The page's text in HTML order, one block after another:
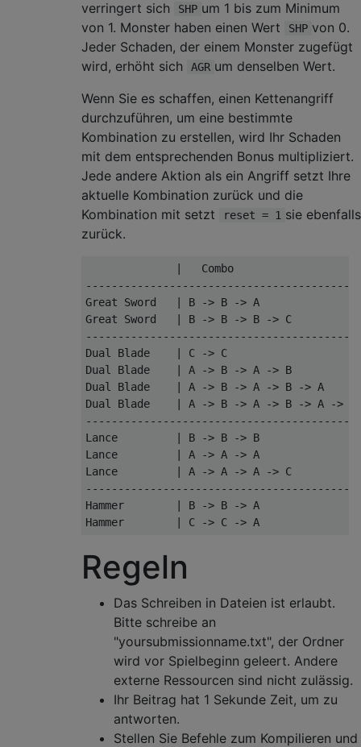
verringert sich
SHP um 1 bis zum Minimum
von 1. Monster haben einen Wert
SHP von 0.
Jeder Schaden, der einem Monster zugefügt
wird, erhöht sich
AGR um denselben Wert.
Wenn Sie es schaffen, einen Kettenangriff
durchzuführen, um eine bestimmte
Kombination zu erstellen, wird Ihr Schaden
mit dem entsprechenden Bonus multipliziert.
Jede andere Aktion als ein Angriff setzt Ihre
aktuelle Kombination zurück und die
Kombination mit setzt
reset = 1 sie ebenfalls
zurück.
|   Combo
Great Sword   | B -> B -> A
Great Sword   | B -> B -> B -> C
Dual Blade    | C -> C
Dual Blade    | A -> B -> A -> B
Dual Blade    | A -> B -> A -> B -> A
Dual Blade    | A -> B -> A -> B -> A -
Lance         | B -> B -> B
Lance         | A -> A -> A
Lance         | A -> A -> A -> C
Hammer        | B -> B -> A
Regeln
Das Schreiben in Dateien ist erlaubt.
Bitte schreibe an
"yoursubmissionname.txt", der Ordner
wird vor Spielbeginn geleert. Andere
externe Ressourcen sind nicht zulässig.
Ihr Beitrag hat 1 Sekunde Zeit, um zu
antworten.
Stellen Sie Befehle zum Kompilieren und